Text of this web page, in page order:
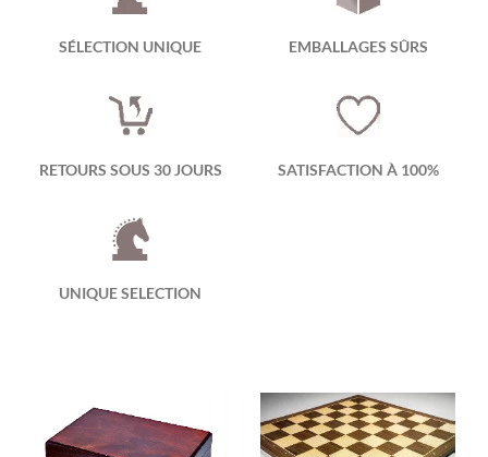
SÉLECTION UNIQUE EMBALLAGES SÛRS
RETOURS SOUS 30 JOURS SATISFACTION À 100%
UNIQUE SELECTION